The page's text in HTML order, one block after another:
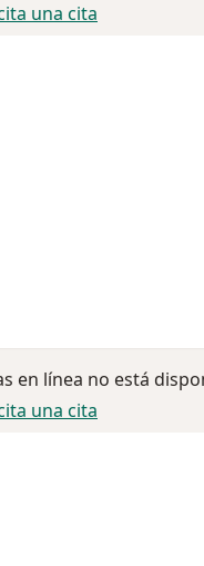
una cita
en línea no está
una cita